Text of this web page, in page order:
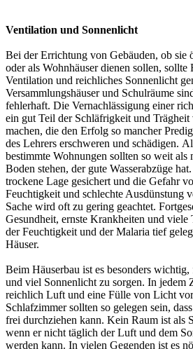
Ventilation und Sonnenlicht
Bei der Errichtung von Gebäuden, ob sie
oder als Wohnhäuser dienen sollen, sollte
Ventilation und reichliches Sonnenlicht
Versammlungshäuser und Schulräume
fehlerhaft. Die Vernachlässigung einer
ein gut Teil der Schläfrigkeit und
machen, die den Erfolg so mancher
des Lehrers erschweren und schädigen.
bestimmte Wohnungen sollten so weit als
Boden stehen, der gute Wasserabzüge
trockene Lage gesichert und die Gefahr
Feuchtigkeit und schlechte Ausdünstung
Sache wird oft zu gering geachtet.
Gesundheit, ernste Krankheiten und viele
der Feuchtigkeit und der Malaria tief
Häuser.
Beim Häuserbau ist es besonders
und viel Sonnenlicht zu sorgen. In jedem
reichlich Luft und eine Fülle von Licht
Schlafzimmer sollten so gelegen sein,
frei durchziehen kann. Kein Raum ist als
wenn er nicht täglich der Luft und dem
werden kann. In vielen Gegenden ist es